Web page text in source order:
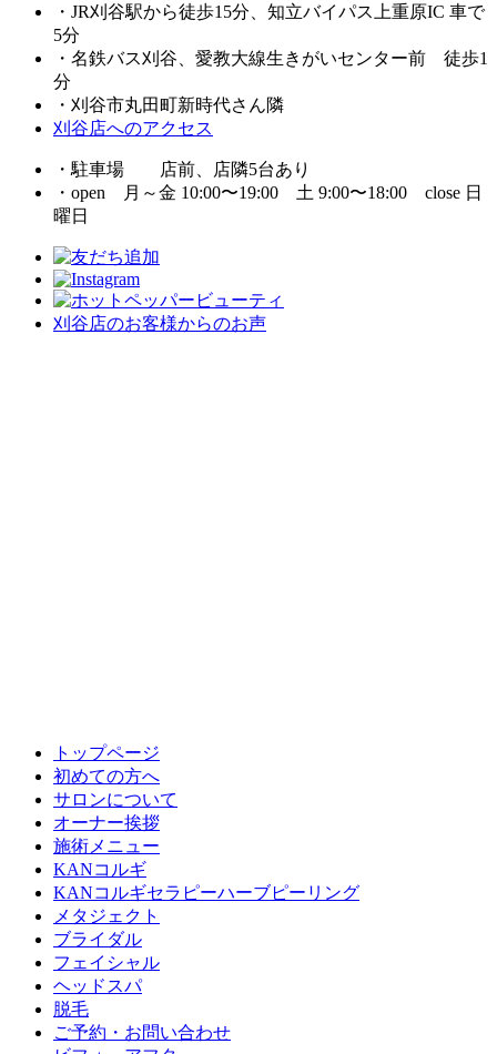
・JR刈谷駅から徒歩15分、知立バイパス上重原IC 車で
5分
・名鉄バス刈谷、愛教大線生きがいセンター前 徒歩1
分
・刈谷市丸田町新時代さん隣
刈谷店へのアクセス
・駐車場 店前、店隣5台あり
・open 月～金 10:00〜19:00 土 9:00〜18:00 close 日
曜日
刈谷店のお客様からのお声
トップページ
初めての方へ
サロンについて
オーナー挨拶
施術メニュー
KANコルギ
KANコルギセラピーハーブピーリング
メタジェクト
ブライダル
フェイシャル
ヘッドスパ
脱毛
ご予約・お問い合わせ